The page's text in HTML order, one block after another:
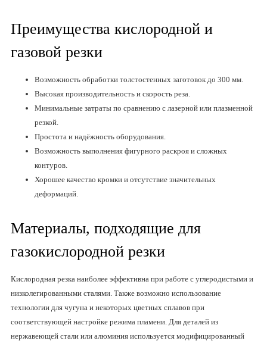
Преимущества кислородной и
газовой резки
Возможность обработки толстостенных заготовок до 300 мм.
Высокая производительность и скорость реза.
Минимальные затраты по сравнению с лазерной или плазменной
резкой.
Простота и надёжность оборудования.
Возможность выполнения фигурного раскроя и сложных
контуров.
Хорошее качество кромки и отсутствие значительных
деформаций.
Материалы, подходящие для
газокислородной резки
Кислородная резка наиболее эффективна при работе с углеродистыми и
низколегированными сталями. Также возможно использование
технологии для чугуна и некоторых цветных сплавов при
соответствующей настройке режима пламени. Для деталей из
нержавеющей стали или алюминия используется модифицированный